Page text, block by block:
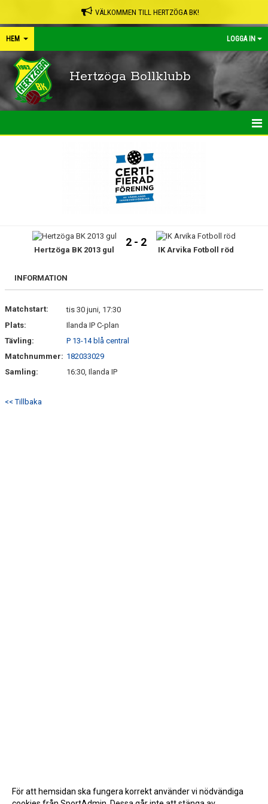
VÄLKOMMEN TILL HERTZÖGA BK!
HEM LOGGA IN
Hertzöga Bollklubb
FRISPARKEN
MATCHER
KONTAKTER & LAG
SPONSORER
Hertzöga BK 2013 gul
2 - 2
IK Arvika Fotboll röd
INFORMATION
Matchstart:
tis 30 juni, 17:30
Plats:
Ilanda IP C-plan
Tävling:
P 13-14 blå central
Matchnummer: 182033029
Samling:
16:30, Ilanda IP
<< Tillbaka
För att hemsidan ska fungera korrekt använder vi nödvändiga